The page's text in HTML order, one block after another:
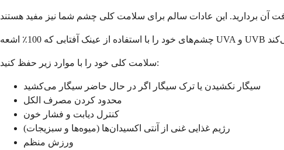
سلامت کلی خود را با موارد زیر حفظ کنید:
سیگار نکشیدن یا ترک سیگار اگر در حال حاضر سیگار می‌کشید
محدود کردن مصرف الکل
کنترل دیابت و فشار خون
رژیم غذایی غنی از آنتی اکسیدان‌ها (میوه‌ها و سبزیجات)
ورزش منظم